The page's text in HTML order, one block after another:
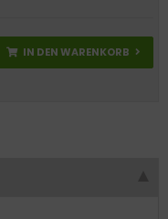
IN DEN WARENKORB